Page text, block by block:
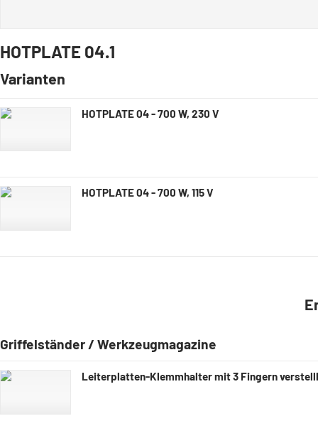
HOTPLATE 04.1
Varianten
HOTPLATE 04 - 700 W, 230 V
HOTPLATE 04 - 700 W, 115 V
Griffelständer / Werkzeugmagazine
Leiterplatten-Klemmhalter mit 3 Fingern